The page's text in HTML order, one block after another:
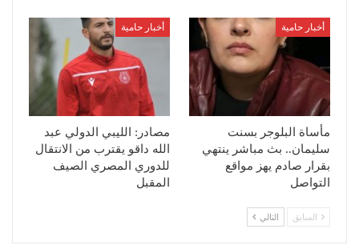
أخبار حامية
مأساة البلوجر بسنت
سليمان.. بث مباشر ينتهي
بقرار صادم يهز مواقع
التواصل
أخبار حامية
مصادر: الليبي الدولي عبد
الله داقو يقترب من الانتقال
للدوري المصري الصيف
المقبل
السابق التالي